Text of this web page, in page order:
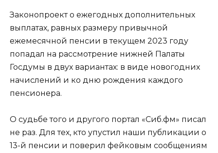
Законопроект о ежегодных дополнительных
выплатах, равных размеру привычной
ежемесячной пенсии в текущем 2023 году
попадал на рассмотрение нижней Палаты
Госдумы в двух вариантах: в виде новогодних
начислений и ко дню рождения каждого
пенсионера.
О судьбе того и другого портал «Сиб.фм» писал
не раз. Для тех, кто упустил наши публикации о
13-й пенсии и поверил фейковым сообщениям